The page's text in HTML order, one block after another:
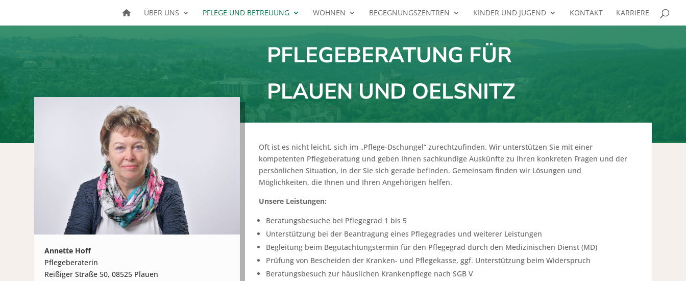
ÜBER UNS PFLEGE UND BETREUUNG WOHNEN BEGEGNUNGSZENTREN KINDER UND JUGEND KONTAKT KARRIERE
PFLEGEBERATUNG FÜR
PLAUEN UND OELSNITZ
Annette Hoff
Pflegeberaterin
Reißiger Straße 50, 08525 Plauen
Oft ist es nicht leicht, sich im „Pflege-Dschungel“ zurechtzufinden. Wir unterstützen Sie mit einer
kompetenten Pflegeberatung und geben Ihnen sachkundige Auskünfte zu Ihren konkreten Fragen und der
persönlichen Situation, in der Sie sich gerade befinden. Gemeinsam finden wir Lösungen und
Möglichkeiten, die Ihnen und Ihren Angehörigen helfen.
Unsere Leistungen:
Beratungsbesuche bei Pflegegrad 1 bis 5
Unterstützung bei der Beantragung eines Pflegegrades und weiterer Leistungen
Begleitung beim Begutachtungstermin für den Pflegegrad durch den Medizinischen Dienst (MD)
Prüfung von Bescheiden der Kranken- und Pflegekasse, ggf. Unterstützung beim Widerspruch
Beratungsbesuch zur häuslichen Krankenpflege nach SGB V